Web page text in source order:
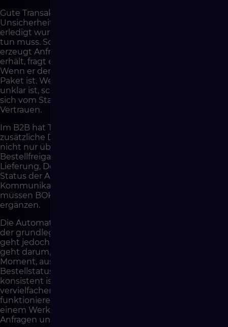
Gute Transaktionskommunikation reduziert
Unsicherheit. Der Kunde weiß, was passiert, was bereits
erledigt wurde, was er erwarten kann und ob er etwas
tun muss. Schlechte Transaktionskommunikation
erzeugt Anfragen. Wenn der Kunde keine Bestätigung
erhält, fragt er, ob die Bestellung aufgegeben wurde.
Wenn er den Versandstatus nicht sieht, fragt er, wo das
Paket ist. Wenn die Nachricht über eine Verzögerung
unklar ist, schreibt er an BOK. Wenn der Status im Panel
sich vom Status in der E-Mail unterscheidet, verliert er
Vertrauen.
Im B2B hat Transaktionskommunikation eine
zusätzliche Dimension. Der Kunde kann Informationen
nicht nur über Versand benötigen, sondern auch über
Bestellfreigabe, teilweise Verfügbarkeit, Aufteilung der
Lieferung, Dokumente, Rechnung, Bestellnummer,
Status der Angebotsanfrage oder Zahlungsziel. Wenn
Kommunikation nicht an den Prozess angepasst ist,
müssen BOK und Vertriebsmitarbeiter sie manuell
ergänzen.
Die Automatisierung von Nachrichten ist daher eine
der grundlegenden Praktiken des Kundenservice. Es
geht jedoch nicht darum, mehr E-Mails zu senden. Es
geht darum, die richtige Information im richtigen
Moment, aus den richtigen Daten zu senden. Wenn der
Bestellstatus in Shopware, ERP und WMS nicht
konsistent ist, kann Automatisierung Fehler
vervielfachen. Wenn Integrationen korrekt
funktionieren, wird Transaktionskommunikation zu
einem Werkzeug zur Reduzierung der Anzahl von
Anfragen und zum Aufbau von Vertrauen.